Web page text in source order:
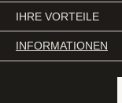
IHRE VORTEILE
INFORMATIONEN